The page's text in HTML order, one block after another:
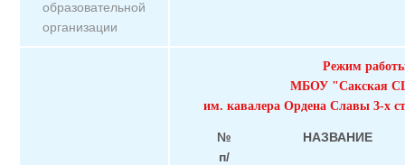
образовательной
организации
Режим
МБОУ "Сакская
им. кавалера Ордена Славы 3-х
№
п/
НАЗВАНИЕ